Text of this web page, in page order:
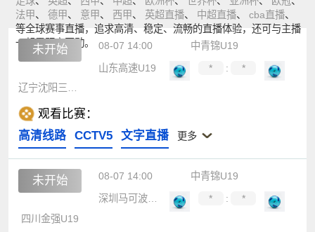
法甲、 德甲、 意甲、 西甲、 英超直播、 中超直播、 cba直播、
等全球赛事直播，追求高清、稳定、流畅的直播体验，还可与主播
一起零距离互动。
未开始 08-07 14:00
中青锦U19
山东高速U19
* :
*
辽宁沈阳三生U19
观看比赛：
高清线路
CCTV5 文字直播 更多
未开始 08-07 14:00
中青锦U19
深圳马可波罗U19
* :
*
四川金强U19